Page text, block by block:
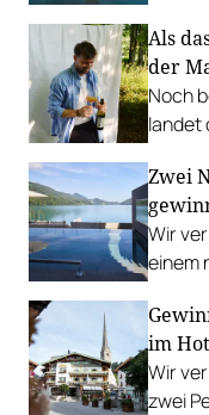
Als
der
Noch
landet
auch
Zwei
Wir
einem
im
Wir
zwei